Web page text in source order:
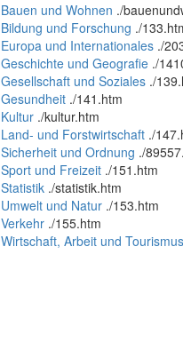
Bauen und Wohnen ./
Bildung und Forschung ./
Europa und Internationales ./
Geschichte und Geografie ./
Gesellschaft und Soziales ./
Gesundheit ./141.htm
Kultur ./kultur.htm
Land- und Forstwirtschaft ./
Sicherheit und Ordnung ./
Sport und Freizeit ./151.htm
Statistik ./statistik.htm
Umwelt und Natur ./153.htm
Verkehr ./155.htm
Wirtschaft, Arbeit und Tourismus